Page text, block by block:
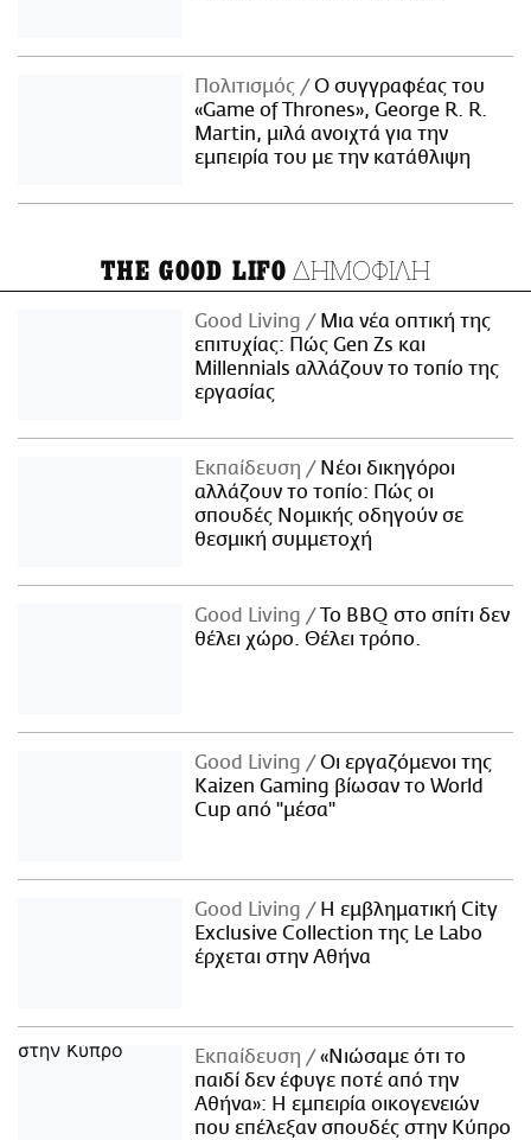
Πολιτισμός
Ο συγγραφέας του
«Game of Thrones», George R. R.
Martin, μιλά ανοιχτά για την
εμπειρία του με την κατάθλιψη
THE GOOD LIFO ΔΗΜΟΦΙΛΗ
Good Living
Μια νέα οπτική της
επιτυχίας: Πώς Gen Zs και
Millennials αλλάζουν το τοπίο της
εργασίας
Εκπαίδευση
Νέοι δικηγόροι
αλλάζουν το τοπίο: Πώς οι
σπουδές Νομικής οδηγούν σε
θεσμική συμμετοχή
Good Living
Το BBQ στο σπίτι δεν
θέλει χώρο. Θέλει τρόπο.
Good Living
Οι εργαζόμενοι της
Kaizen Gaming βίωσαν το World
Cup από "μέσα"
Good Living
Η εμβληματική City
Exclusive Collection της Le Labo
έρχεται στην Αθήνα
Εκπαίδευση
«Νιώσαμε ότι το
παιδί δεν έφυγε ποτέ από την
Αθήνα»: Η εμπειρία οικογενειών
που επέλεξαν σπουδές στην Κύπρο